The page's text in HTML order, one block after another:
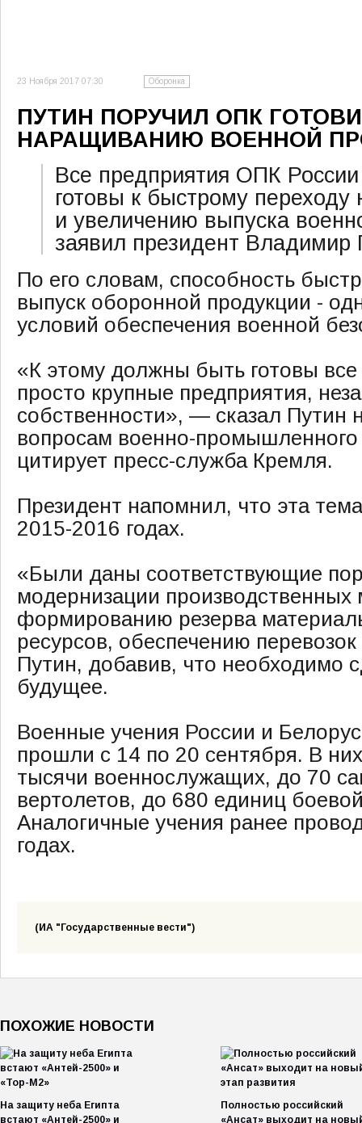
23 Ноября 2017 07:30 Оборонка
ПУТИН ПОРУЧИЛ ОПК
НАРАЩИВАНИЮ ВОЕННОЙ
Все предприятия ОПК
готовы к быстрому
и увеличению выпуска
заявил президент Владимир
По его словам, способность
выпуск оборонной продукции -
условий обеспечения военной
«К этому должны быть готовы все
просто крупные предприятия,
собственности», — сказал Путин
вопросам военно-промышленного
цитирует пресс-служба Кремля.
Президент напомнил, что эта
2015-2016 годах.
«Были даны соответствующие
модернизации
формированию резерва
ресурсов, обеспечению
Путин, добавив, что необходимо
будущее.
Военные учения России и
прошли с 14 по 20 сентября. В
тысячи военнослужащих, до 70
вертолетов, до 680 единиц
Аналогичные учения ранее
годах.
(ИА "Государственные вести")
ПОХОЖИЕ НОВОСТИ
На защиту неба Египта
встают «Антей-2500» и
Полностью российский
«Ансат» выходит на